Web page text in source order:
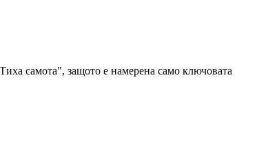
самота", защото е намерена само ключовата